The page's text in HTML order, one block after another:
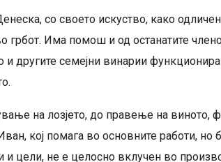
со своето искуство, како
грбот. Има помош и од останатите
и другите семејни винарии
на лозјето, до правење на
кој помага во основните работи, но
цели, не е целосно вклучен во